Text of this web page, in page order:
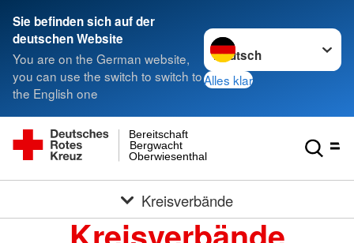
Sie befinden sich auf der
deutschen Website
You are on the German website,
you can use the switch to switch to
the English one
Sprache wechseln zu
Alles klar
Oberwiesenthal
Bergwacht
Bereitschaft
Kreisverbände